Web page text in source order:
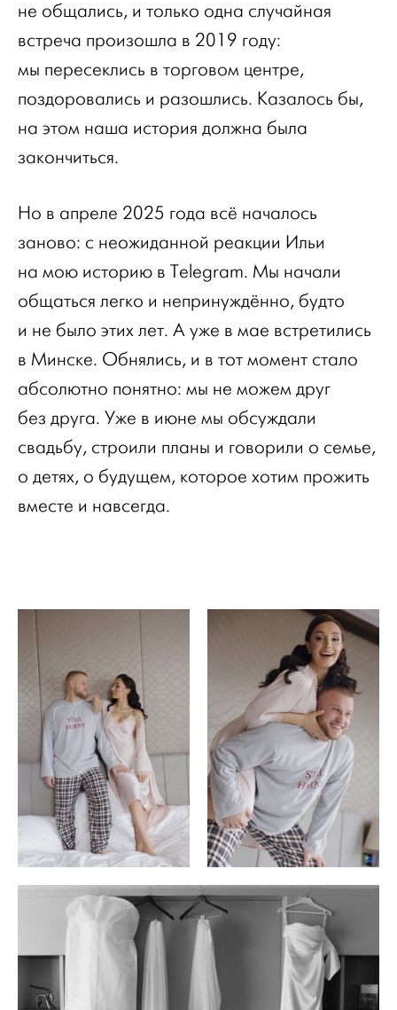
не общались, и только одна случайная
встреча произошла в 2019 году:
мы пересеклись в торговом центре,
поздоровались и разошлись. Казалось бы,
на этом наша история должна была
закончиться.
Но в апреле 2025 года всё началось
заново: с неожиданной реакции Ильи
на мою историю в Telegram. Мы начали
общаться легко и непринуждённо, будто
и не было этих лет. А уже в мае встретились
в Минске. Обнялись, и в тот момент стало
абсолютно понятно: мы не можем друг
без друга. Уже в июне мы обсуждали
свадьбу, строили планы и говорили о семье,
о детях, о будущем, которое хотим прожить
вместе и навсегда.